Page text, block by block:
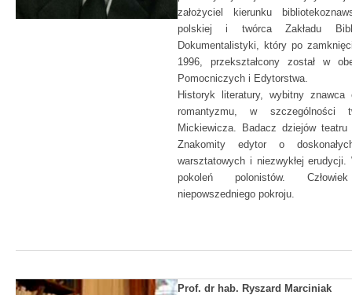
założyciel kierunku
polskiej i twórca Zakładu
Dokumentalistyki, który po
1996, przekształcony został w
Pomocniczych i Edytorstwa.
Historyk literatury, wybitny znawca
romantyzmu, w szczególności
Mickiewicza. Badacz dziejów
Znakomity edytor o
warsztatowych i niezwykłej erudycji.
pokoleń polonistów.
niepowszedniego pokroju.
Prof. dr hab. Ryszard Marciniak